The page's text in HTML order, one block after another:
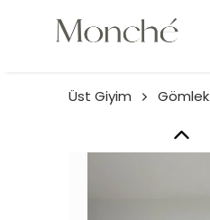
Üst Giyim Gömlek